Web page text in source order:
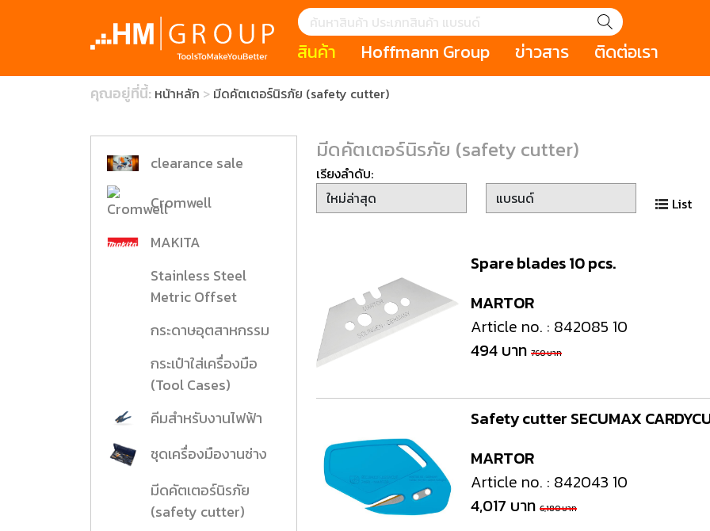
สินค้า
แนะนำ
กระดาษอุตสาหกรรม
กระเป๋าใส่เครื่องมือ (Tool Cases)
มีดคัตเตอร์นิรภัย (safety cutter)
Swiss Tool
เครื่องมือสำหรับการทำงานในที่สูง
(Tools Height)
เครื่องมือสำหรับช่างยนต์ (
ประเภท
1 Mono machining / เครื่องมือใช้
งานกับเครื่องจักรและเครื่องCNC
2 Modular machining / ชุด
6 Fastening tools for screws /
เครื่องมือช่าง ประเภทขันแน่น
7 Gripping,
tools / เครื่อง
9 Workstations and Storage /
โต๊ะและตู้เก็บเครื่องมือ
0 Workshop accessories and
occupational safety / อุปกรณ์
เครื่องมือทั่วไป และอุปกรณ์ความ
Hoffmann Group
HOFFMANN GROUP STORY
ข่าวสาร
บทความ
ติดต่อเรา
คุณอยู่ที่นี้: หน้าหลัก มีดคัตเตอร์นิรภัย (safety cutter)
clearance sale
Cromwell
MAKITA
Stainless Steel
Metric Offset
กระดาษอุตสาหกรรม
กระเป๋าใส่เครื่องมือ
(Tool Cases)
คีมสำหรับงานไฟฟ้า
ชุดเครื่องมืองานช่าง
มีดคัตเตอร์นิรภัย
(safety cutter)
มีดคัตเตอร์นิรภัย (safety cutter)
เรียงลำดับ:
List
MARTOR
Spare blades 10 pcs.
Article no. : 842085 10
494 บาท 760 บาท
MARTOR
Safety cutter SECUMAX
Article no. : 842043 10
4,017 บาท 6,180 บาท